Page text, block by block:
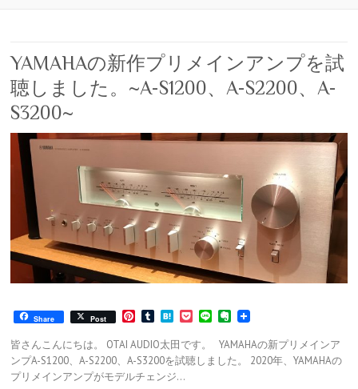
YAMAHAの新作プリメインアンプを試
聴しました。~A-S1200、A-S2200、A-
S3200~
Share Post
P
n
t
e
r
T
m
b
l
r
H
t
e
n
a
P
c
k
e
L
e
E
e
n
皆さんこんにちは。 OTAI AUDIO太田です。 YAMAHAの新プリメインア
ンプA-S1200、A-S2200、A-S3200を試聴しました。 2020年、YAMAHAの
プリメインアンプがモデルチェンジ…